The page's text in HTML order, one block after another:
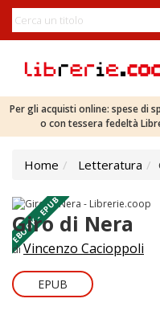
Per gli acquisti online: spese di
o con tessera fedeltà
Home Letteratura
EBOOK - EPUB
Giro di Nera
diVincenzo Cacioppoli
EPUB